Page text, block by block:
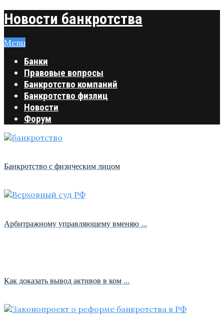
Новости банкротства
Menu
Банки
Правовые вопросы
Банкротство компаний
Банкротство физлиц
Новости
Форум
Банкротство с физическим лицом
Арбитражному управляющему вменяю …
Как доказать вывод активов в ком …